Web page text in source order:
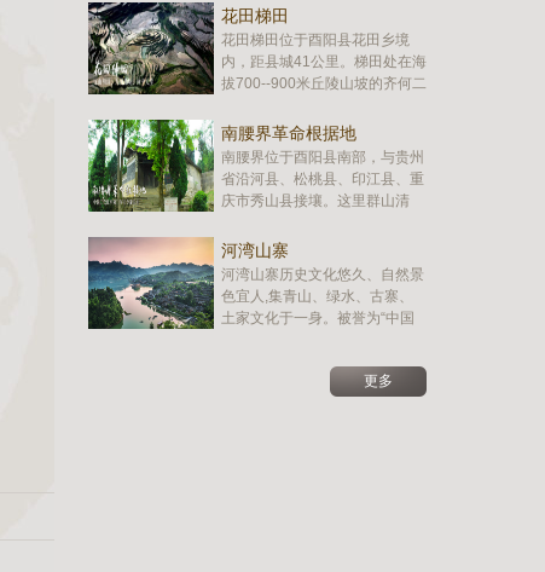
市酉阳土家族苗自治县龙潭镇，
距酉阳县城30公里。是展现红色
革命文化和古建筑艺术的经典景
区。赵世炎故居由赵世炎同志故
花田梯田
花田梯田位于酉阳县花田乡境
内，距县城41公里。梯田处在海
拔700--900米丘陵山坡的齐何二
里，成片的梯田达上万亩，可与
广西龙脊梯田、云南元阳梯田相
媲美，是中国民俗摄影创作基
地，曲线、图形的梦幻世界，被
南腰界革命根据地
南腰界位于酉阳县南部，与贵州
省沿河县、松桃县、印江县、重
庆市秀山县接壤。这里群山清
第三军贺龙同志创建的川黔湘鄂
革命根据地，曾播撒过中国革命
火热的种子，留下过红军生活和
战斗的足迹，浸透过先烈们流下
河湾山寨
河湾山寨历史文化悠久、自然景
色宜人,集青山、绿水、古寨、
土家文化于一身。被誉为“中国
更多